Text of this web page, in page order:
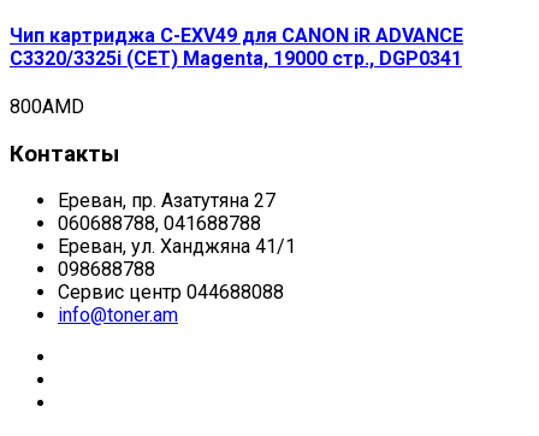
Чип картриджа C-EXV49 для CANON iR ADVANCE
C3320/3325i (CET) Magenta, 19000 стр., DGP0341
800AMD
Контакты
Ереван, пр. Азатутяна 27
060688788, 041688788
Ереван, ул. Ханджяна 41/1
098688788
Сервис центр 044688088
info@toner.am